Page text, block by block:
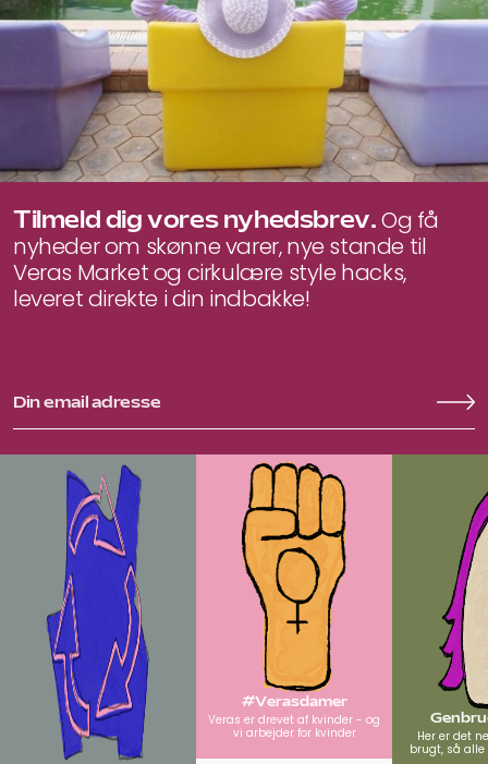
Tilmeld dig vores nyhedsbrev.Og få
nyheder om skønne varer, nye stande til
Veras Market og cirkulære style hacks,
leveret direkte i din indbakke!
#Verasdamer
Veras er drevet af kvinder - og
vi arbejder for kvinder
Her er det
brugt, så